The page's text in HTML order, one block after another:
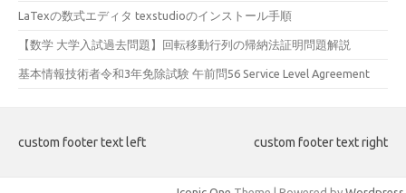
LaTexの数式エディタ texstudioのインストール手順
【数学 大学入試過去問題】回転移動行列の帰納法証明問題解説
基本情報技術者令和3年免除試験 午前問56 Service Level Agreement
custom footer text left custom footer text right